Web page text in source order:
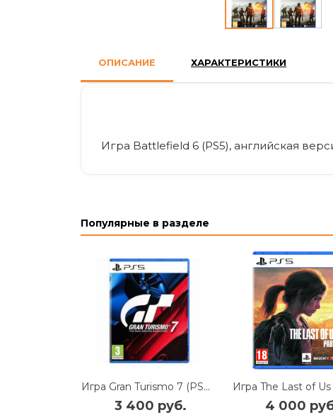
ОПИСАНИЕ ХАРАКТЕРИСТИКИ
Игра Battlefield 6 (PS5), английская
Популярные в разделе
Игра Gran Turismo 7 (PS5), русские субтитры
3 400 руб. 4 000